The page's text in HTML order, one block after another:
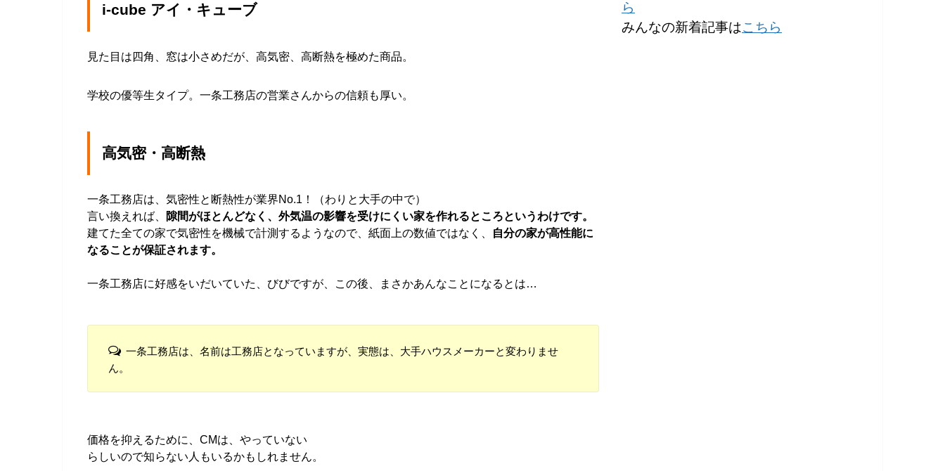
i-cube アイ・キューブ
見た目は四角、窓は小さめだが、高気密、高断熱を極めた商品。
学校の優等生タイプ。一条工務店の営業さんからの信頼も厚い。
高気密・高断熱
一条工務店は、気密性と断熱性が業界No.1！（わりと大手の中で）
言い換えれば、
隙間がほとんどなく、外気温の影響を受けにくい家を作れるところというわけです。
建てた全ての家で気密性を機械で計測するようなので、紙面上の数値ではなく、
自分の家が高性能に
なることが保証されます。
一条工務店に好感をいだいていた、びびですが、この後、まさかあんなことになるとは…
一条工務店は、名前は工務店となっていますが、実態は、大手ハウスメーカーと変わりませ
ん。
価格を抑えるために、CMは、やっていない
らしいので知らない人もいるかもしれません。
ら
みんなの新着記事はこちら